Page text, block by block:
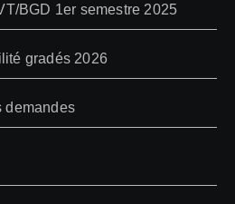
BGD 1er semestre 2025
gradés 2026
demandes